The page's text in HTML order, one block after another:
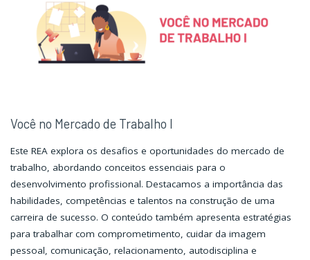
Você no Mercado de Trabalho I
Este REA explora os desafios e oportunidades do mercado de
trabalho, abordando conceitos essenciais para o
desenvolvimento profissional. Destacamos a importância das
habilidades, competências e talentos na construção de uma
carreira de sucesso. O conteúdo também apresenta estratégias
para trabalhar com comprometimento, cuidar da imagem
pessoal, comunicação, relacionamento, autodisciplina e